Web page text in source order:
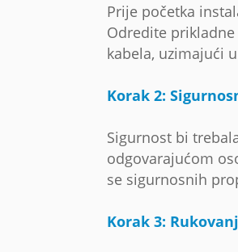
Prije početka
Odredite
kabela, uzimajući
Korak 2:
Sigurnost bi
odgovarajućom
se sigurnosnih
Korak 3: